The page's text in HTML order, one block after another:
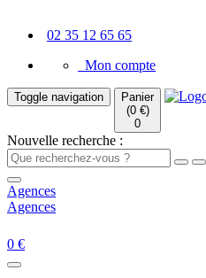
02 35 12 65 65
Mon compte
Toggle navigation
Panier
(0 €)
0
Nouvelle recherche :
Agences
Agences
0 €